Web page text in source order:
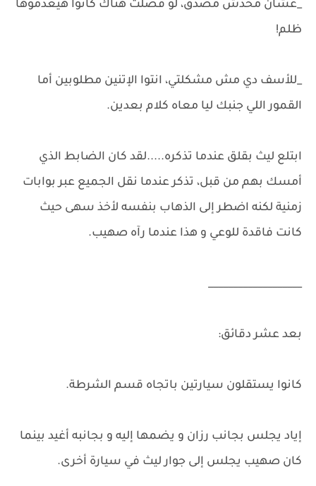
_عشان محدش مصدق، لو فضلت هناك كانوا هيعدموها
ظلم!
_للأسف دي مش مشكلتي، انتوا الإتنين مطلوبين أما
القمور اللي جنبك ليا معاه كلام بعدين.
ابتلع ليث بقلق عندما تذكره.....لقد كان الضابط الذي
أمسك بهم من قبل، تذكر عندما نقل الجميع عبر بوابات
زمنية لكنه اضطر إلى الذهاب بنفسه لأخذ سهى حيث
كانت فاقدة للوعي و هذا عندما رآه صهيب.
___________________
بعد عشر دقائق:
كانوا يستقلون سيارتين باتجاه قسم الشرطة.
إياد يجلس بجانب رزان و يضمها إليه و بجانبه أغيد بينما
كان صهيب يجلس إلى جوار ليث في سيارة أخرى.